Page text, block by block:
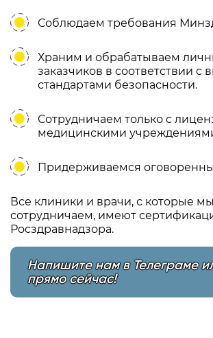
Соблюдаем требования
Храним и обрабатываем
заказчиков в соответствии с
стандартами безопасности.
Сотрудничаем только с
медицинскими
Придерживаемся
Все клиники и врачи, с которые мы
сотрудничаем, имеют
Росздравнадзора.
Напишите нам в Телеграме
прямо сейчас!